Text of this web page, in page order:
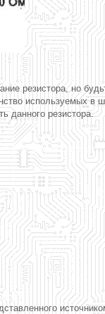
резистора, но
используемых в
данного резистора.